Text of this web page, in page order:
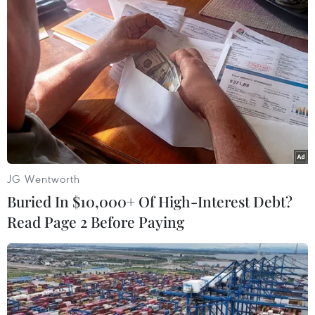
đầu tư 295 tỷ USD cho
cuộc đua AI toàn cầu
Trung Quốc đang xây dựng kế
hoạch đầu tư 295 tỷ USD trong 5
năm tới để phát triển mạng lưới
trung tâm dữ liệu toàn quốc, thúc
đẩy tự chủ công nghệ và tăng tốc
cuộc đua AI với Mỹ.
(TTXVN/Vietnam+)
JG Wentworth
Buried In $10,000+ Of High-Interest Debt?
Read Page 2 Before Paying